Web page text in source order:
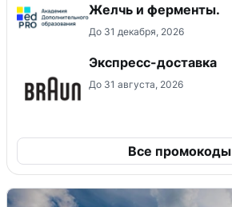
Желчь и ферменты.
До 31 декабря, 2026
Экспресс-доставка
До 31 августа, 2026
Все промокоды